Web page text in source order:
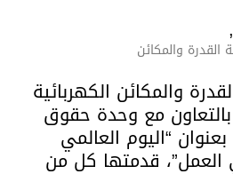
,
والمكائن
والمكائن الكهربائية
مع وحدة حقوق
“اليوم العالمي
قدمتها كل من